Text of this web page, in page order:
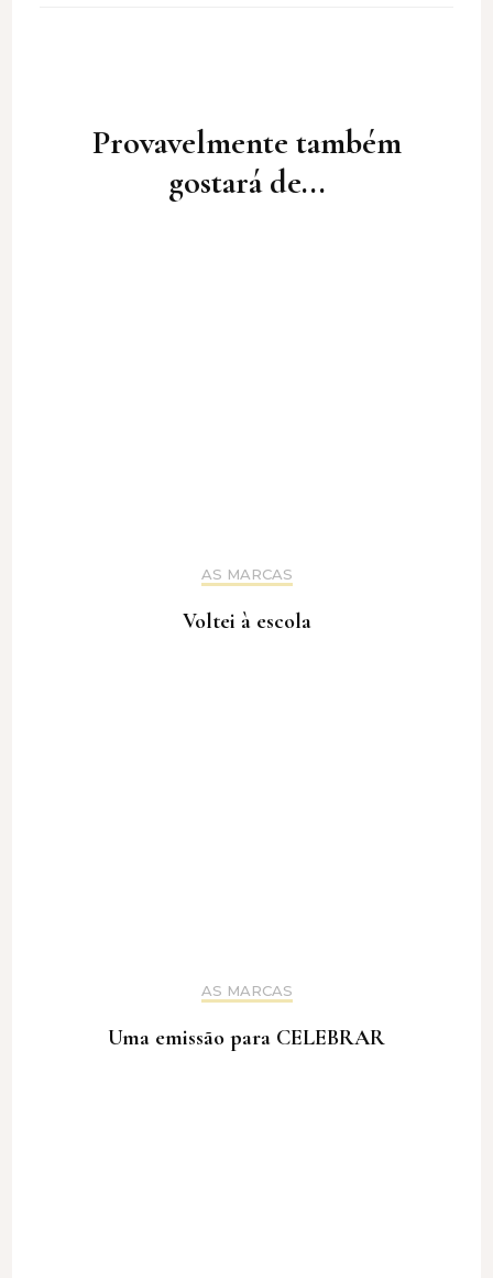
Provavelmente também
gostará de...
AS MARCAS
Voltei à escola
AS MARCAS
Uma emissão para CELEBRAR